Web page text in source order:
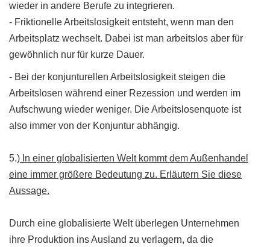
wieder in andere Berufe zu integrieren.
- Friktionelle Arbeitslosigkeit entsteht, wenn man den
Arbeitsplatz wechselt. Dabei ist man arbeitslos aber für
gewöhnlich nur für kurze Dauer.
- Bei der konjunturellen Arbeitslosigkeit steigen die
Arbeitslosen während einer Rezession und werden im
Aufschwung wieder weniger. Die Arbeitslosenquote ist
also immer von der Konjuntur abhängig.
5.) In einer globalisierten Welt kommt dem Außenhandel
eine immer größere Bedeutung zu. Erläutern Sie diese
Aussage.
Durch eine globalisierte Welt überlegen Unternehmen
ihre Produktion ins Ausland zu verlagern, da die